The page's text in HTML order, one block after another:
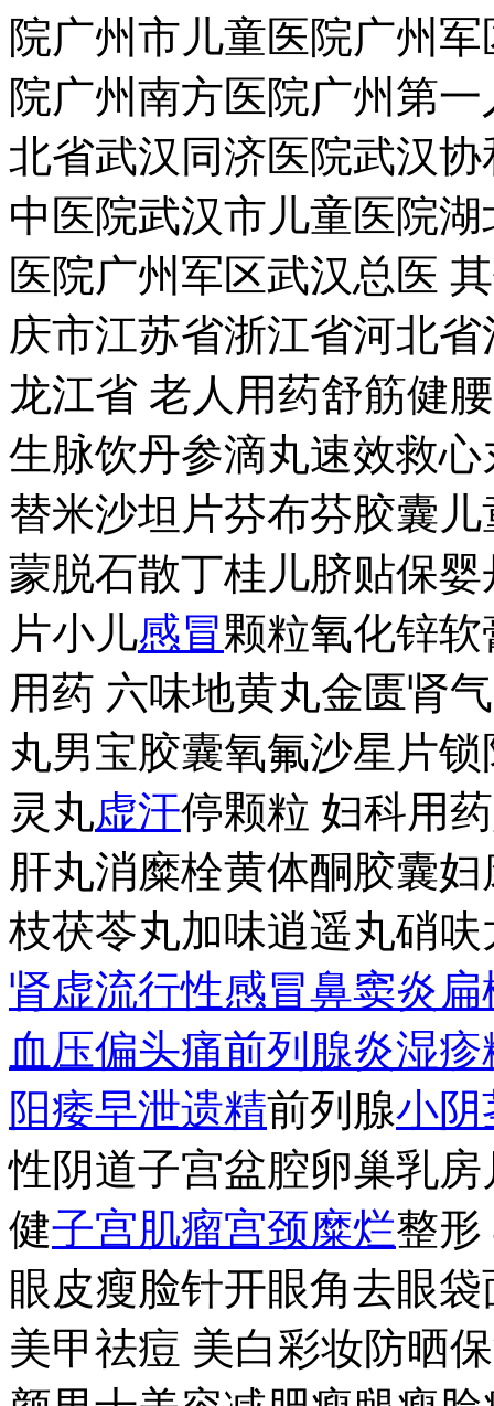
院广州市儿童医院广州
院广州南方医院广州第
北省武汉同济医院武汉
中医院武汉市儿童医院
医院广州军区武汉总医
庆市江苏省浙江省河北
龙江省 老人用药舒筋健
生脉饮丹参滴丸速效救
替米沙坦片芬布芬胶囊
蒙脱石散丁桂儿脐贴保
片小儿感冒颗粒氧化锌
用药 六味地黄丸金匮肾
丸男宝胶囊氧氟沙星片
灵丸虚汗停颗粒 妇科用
肝丸消糜栓黄体酮胶囊
枝茯苓丸加味逍遥丸硝
肾虚流行性感冒鼻窦炎
血压偏头痛前列腺炎湿疹
阳痿早泄遗精前列腺小阴
性阴道子宫盆腔卵巢乳
健子宫肌瘤宫颈糜烂整形
眼皮瘦脸针开眼角去眼
美甲祛痘 美白彩妆防晒